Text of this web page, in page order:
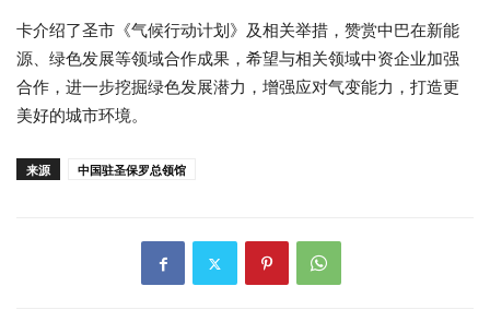
卡介绍了圣市《气候行动计划》及相关举措，赞赏中巴在新能
源、绿色发展等领域合作成果，希望与相关领域中资企业加强
合作，进一步挖掘绿色发展潜力，增强应对气变能力，打造更
美好的城市环境。
来源 中国驻圣保罗总领馆